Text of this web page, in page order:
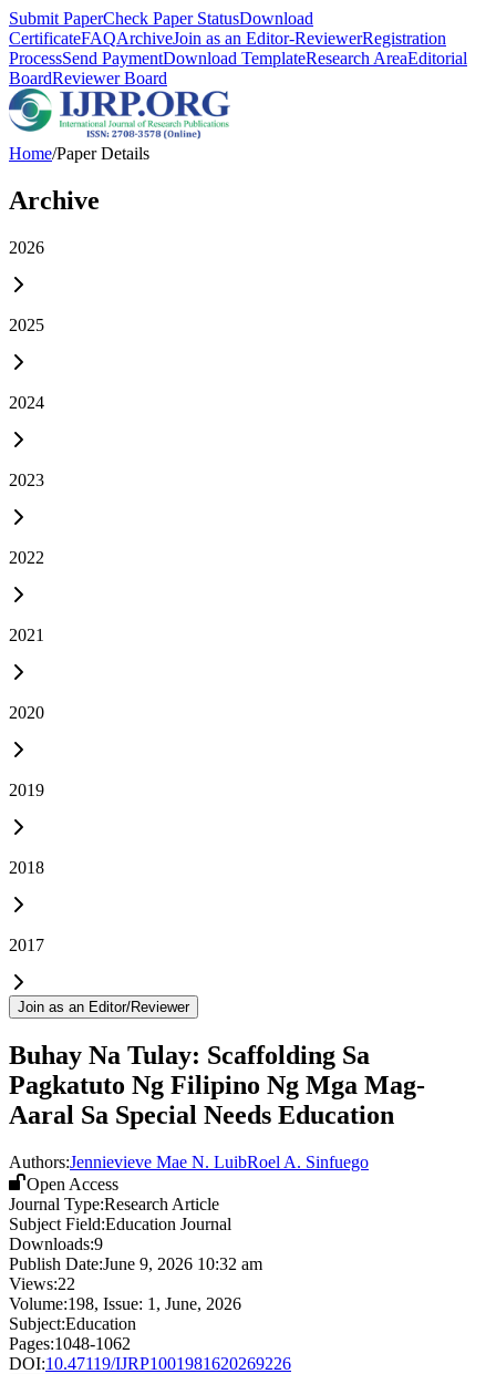
Submit PaperCheck Paper StatusDownload
CertificateFAQArchiveJoin as an Editor-ReviewerRegistration
ProcessSend PaymentDownload TemplateResearch AreaEditorial
BoardReviewer Board
Home/Paper Details
Archive
2026
2025
2024
2023
2022
2021
2020
2019
2018
2017
Join as an Editor/Reviewer
Buhay Na Tulay: Scaffolding Sa
Pagkatuto Ng Filipino Ng Mga Mag-
Aaral Sa Special Needs Education
Authors:Jennievieve Mae N. LuibRoel A. Sinfuego
Open Access
Journal Type:Research Article
Subject Field:Education Journal
Downloads:9
Publish Date:June 9, 2026 10:32 am
Views:22
Volume:198, Issue: 1 , June, 2026
Subject:Education
Pages:1048-1062
DOI:10.47119/IJRP1001981620269226